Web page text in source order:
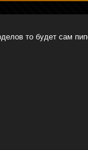
то будет сам